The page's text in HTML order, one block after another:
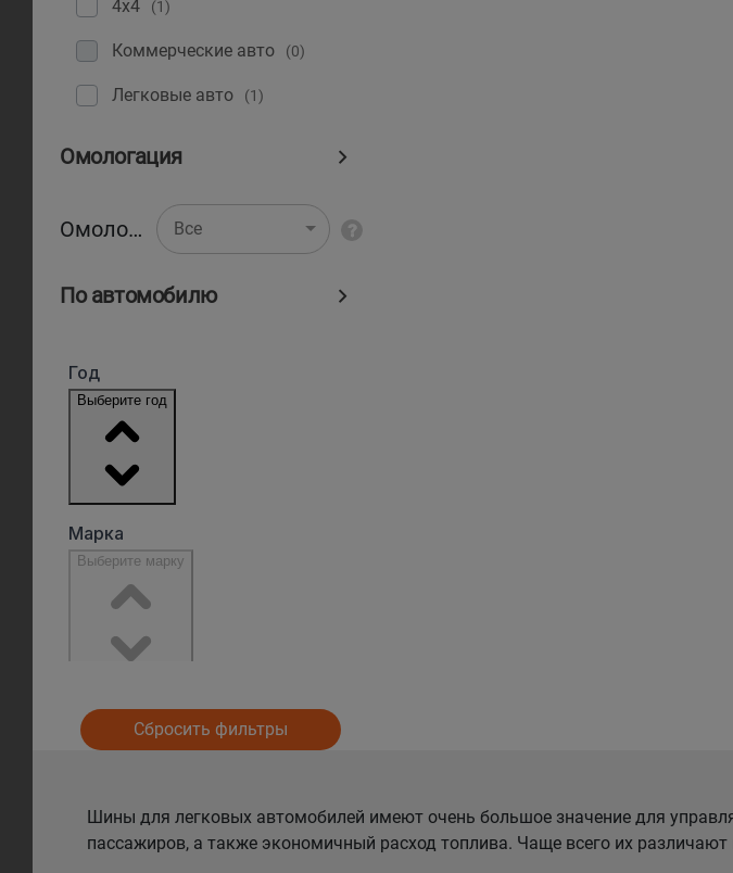
4x4 (1)
Коммерческие авто (0)
Легковые авто (1)
Омологация
Омологация Все
По автомобилю
Сбросить фильтры
Шины для легковых автомобилей имеют очень большое значение для
пассажиров, а также экономичный расход топлива. Чаще всего их